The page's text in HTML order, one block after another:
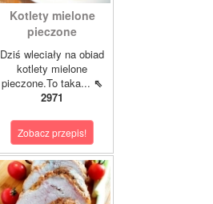
Kotlety mielone
pieczone
Dziś wleciały na obiad
kotlety mielone
pieczone.To taka... ⇖
2971
Zobacz przepis!